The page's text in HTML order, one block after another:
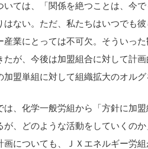
いては、「関係を絶つことは、今
はない。ただ、私たちはいつでも
産業にとっては不可欠。そういっ
たが、今後は加盟組合に対して計
加盟単組に対して組織拡大のオル
は、化学一般労組から「方針に加
が、どのような活動をしていくの
画についても、ＪＸエネルギー労